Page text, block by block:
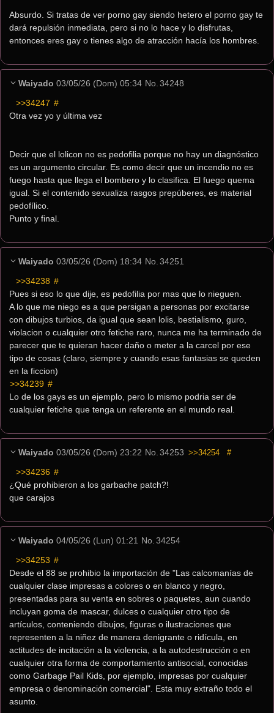
Absurdo. Si tratas de ver porno gay siendo hetero el porno gay te
dará repulsión inmediata, pero si no lo hace y lo disfrutas,
entonces eres gay o tienes algo de atracción hacía los hombres.
Waiyado 03/05/26 (Dom) 05:34 No. 34248
>>34247 #
Otra vez yo y última vez
Decir que el lolicon no es pedofilia porque no hay un diagnóstico
es un argumento circular. Es como decir que un incendio no es
fuego hasta que llega el bombero y lo clasifica. El fuego quema
igual. Si el contenido sexualiza rasgos prepúberes, es material
pedofílico.
Punto y final.
Waiyado 03/05/26 (Dom) 18:34 No. 34251
>>34238 #
Pues si eso lo que dije, es pedofilia por mas que lo nieguen.
A lo que me niego es a que persigan a personas por excitarse
con dibujos turbios, da igual que sean lolis, bestialismo, guro,
violacion o cualquier otro fetiche raro, nunca me ha terminado de
parecer que te quieran hacer daño o meter a la carcel por ese
tipo de cosas (claro, siempre y cuando esas fantasias se queden
en la ficcion)
>>34239 #
Lo de los gays es un ejemplo, pero lo mismo podria ser de
cualquier fetiche que tenga un referente en el mundo real.
Waiyado 03/05/26 (Dom) 23:22 No. 34253 >>34254 #
>>34236 #
¿Qué prohibieron a los garbache patch?!
que carajos
Waiyado 04/05/26 (Lun) 01:21 No. 34254
>>34253 #
Desde el 88 se prohibio la importación de "Las calcomanías de
cualquier clase impresas a colores o en blanco y negro,
presentadas para su venta en sobres o paquetes, aun cuando
incluyan goma de mascar, dulces o cualquier otro tipo de
artículos, conteniendo dibujos, figuras o ilustraciones que
representen a la niñez de manera denigrante o ridícula, en
actitudes de incitación a la violencia, a la autodestrucción o en
cualquier otra forma de comportamiento antisocial, conocidas
como Garbage Pail Kids, por ejemplo, impresas por cualquier
empresa o denominación comercial". Esta muy extraño todo el
asunto.